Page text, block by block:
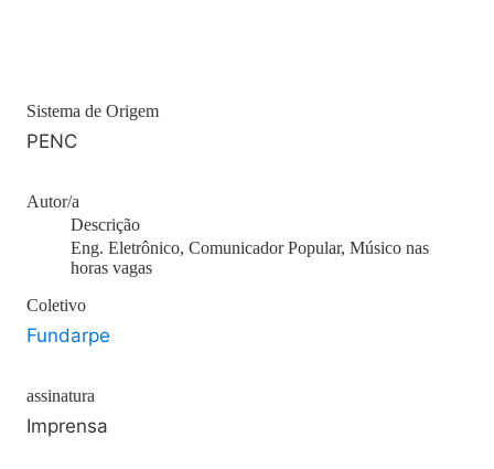
Sistema de Origem
PENC
Autor/a
Descrição
Eng. Eletrônico, Comunicador Popular, Músico nas
horas vagas
Coletivo
Fundarpe
assinatura
Imprensa